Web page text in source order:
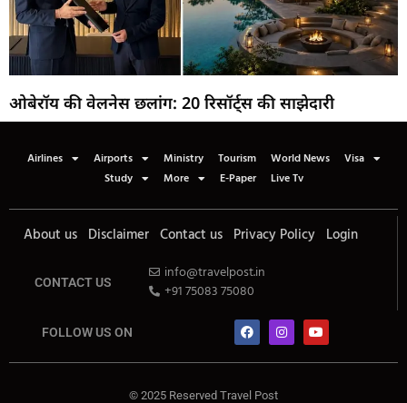
ओबेरॉय की वेलनेस छलांग: 20 रिसॉर्ट्स की साझेदारी
Airlines Airports Ministry Tourism World News
Visa
Study
More E-Paper Live Tv
About us Disclaimer Contact us Privacy Policy Login
CONTACT US
info@travelpost.in
+91 75083 75080
FOLLOW US ON
© 2025 Reserved Travel Post